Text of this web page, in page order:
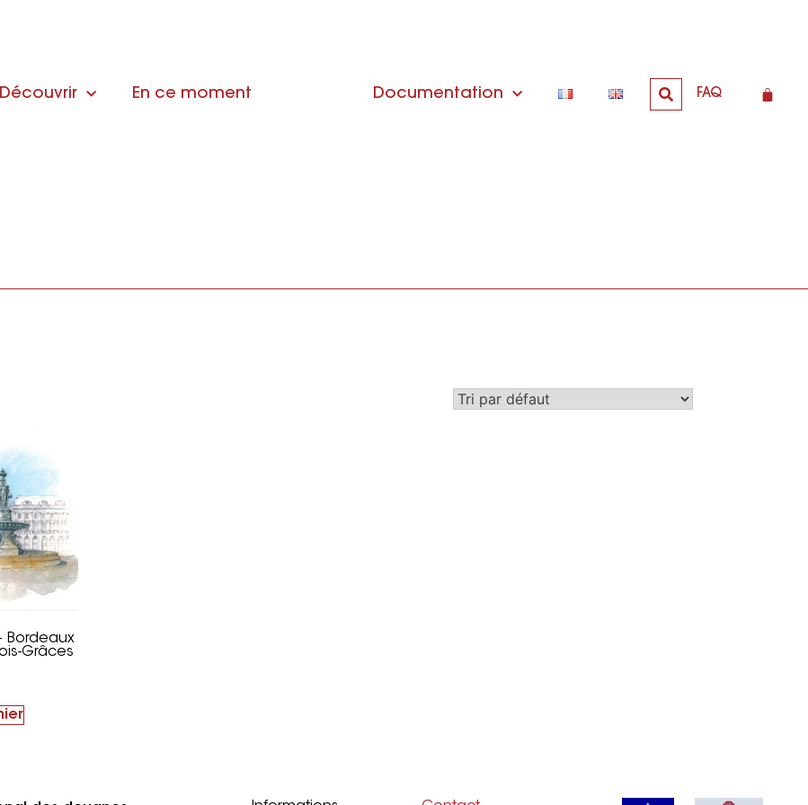
Découvrir En ce moment Documentation FAQ
Bordeaux
Grâces